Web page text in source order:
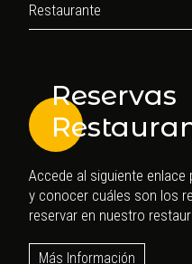
Restaurante
Reservas
Accede al siguiente enlace
y conocer cuáles son los
reservar en nuestro
Más Información